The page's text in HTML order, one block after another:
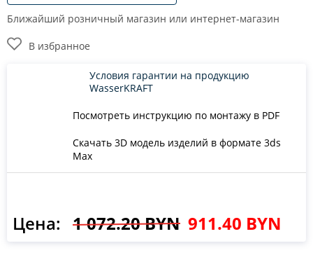
Ближайший розничный магазин или интернет-магазин
В избранное
Посмотреть инструкцию по монтажу в PDF
Скачать 3D модель изделий в формате 3ds
Max
Условия гарантии на продукцию
WasserKRAFT
Цена: 1 072.20 BYN 911.40 BYN